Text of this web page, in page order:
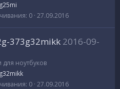
0 27.09.2016
373g32mikk 2016-09-
ноутбуков
0 27.09.2016